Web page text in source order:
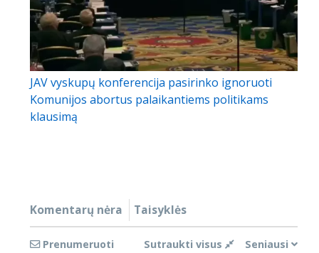
JAV vyskupų konferencija pasirinko ignoruoti
Komunijos abortus palaikantiems politikams
klausimą
Komentarų nėra Taisyklės
Prenumeruoti Seniausi
Sutraukti visus